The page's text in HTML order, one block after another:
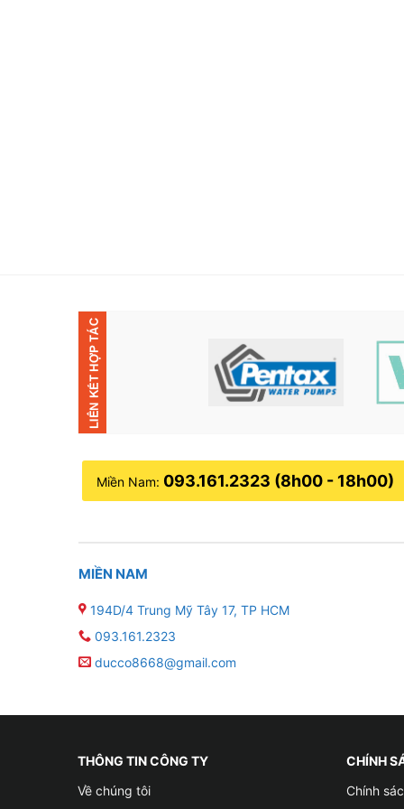
Miền Nam: 093.161.2323 (8h00 - 18h00)
MIỀN NAM
194D/4 Trung Mỹ Tây 17, TP HCM
093.161.2323
ducco8668@gmail.com
THÔNG TIN CÔNG TY
Về chúng tôi
CHÍNH
Chính